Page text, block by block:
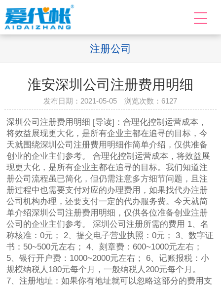
注册公司
淮安深圳公司注册费用明细
发布日期：2021-05-05 浏览次数： 6127
深圳公司注册费用明细 [导读]：合理化控制运营成本，
将效益展现更大化，是所有企业主都在追寻的目标，今
天就围绕深圳公司注册费用明细作简单介绍，仅供准备
创业的企业主们参考。 合理化控制运营成本，将效益展
现更大化，是所有企业主都在追寻的目标。我们知道注
册公司流程虽已简化，但仍需注意多方细节问题，且注
册过程中也需要支付对应的办理费用，如果找代办注册
公司机构办理，还要支付一定的代办服务费。今天就简
单介绍深圳公司注册费用明细，仅供各位准备创业注册
公司的企业主们参考。 深圳公司注册所需的费用 1、名
称核准：0元； 2、提交电子营业执照：0元； 3、数字证
书：50~500元左右； 4、刻章费：600~1000元左右；
5、银行开户费：1000~2000元左右； 6、记账报税：小
规模纳税人180元每个月，一般纳税人200元每个月。
7、注册地址：如果你有地址就可以忽略这部分的费用支